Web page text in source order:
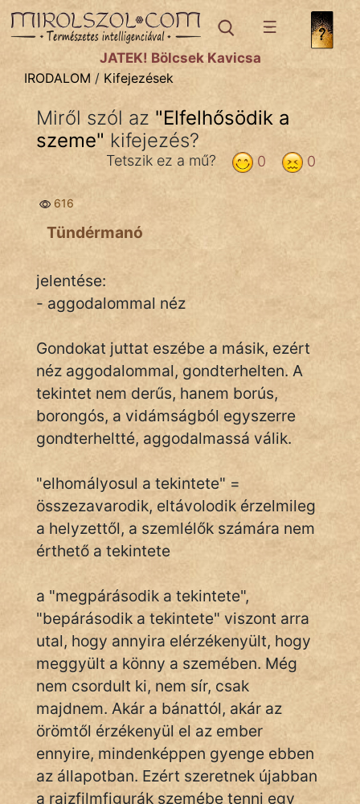
IRODALOMtémák:
Dráma
Költemény
Komédia
Kötelező
Mese
Monda
Novella
És
Elbeszélés
Regény
Tanmese
Vers
IRODALOM
SZÓLÁS
És
KÖZMONDÁS
PSZICHO
JÁTÉK! Bölcsek Kavicsa
IRODALOM / Kifejezések
Miről szól az "Elfelhősödik a
szeme" kifejezés?
0
0
Tetszik ez a mű?
616
Tündérmanó
jelentése:
- aggodalommal néz
Gondokat juttat eszébe a másik, ezért
néz aggodalommal, gondterhelten. A
tekintet nem derűs, hanem borús,
borongós, a vidámságból egyszerre
gondterheltté, aggodalmassá válik.
"elhomályosul a tekintete" =
összezavarodik, eltávolodik érzelmileg
a helyzettől, a szemlélők számára nem
érthető a tekintete
a "megpárásodik a tekintete",
"bepárásodik a tekintete" viszont arra
utal, hogy annyira elérzékenyült, hogy
meggyült a könny a szemében. Még
nem csordult ki, nem sír, csak
majdnem. Akár a bánattól, akár az
örömtől érzékenyül el az ember
ennyire, mindenképpen gyenge ebben
az állapotban. Ezért szeretnek újabban
a rajzfilmfigurák szemébe tenni egy